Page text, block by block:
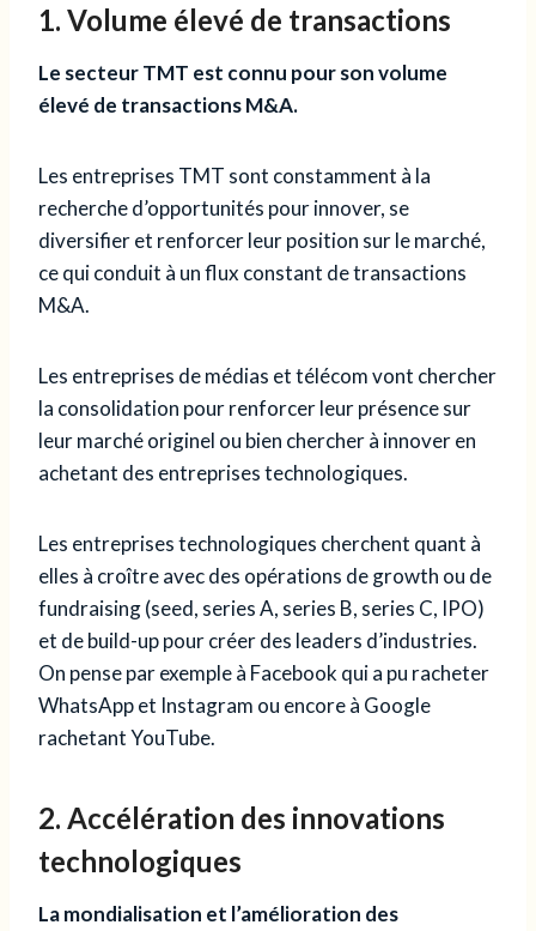
1. Volume élevé de transactions
Le secteur TMT est connu pour son volume
élevé de transactions M&A.
Les entreprises TMT sont constamment à la
recherche d’opportunités pour innover, se
diversifier et renforcer leur position sur le marché,
ce qui conduit à un flux constant de transactions
M&A.
Les entreprises de médias et télécom vont chercher
la consolidation pour renforcer leur présence sur
leur marché originel ou bien chercher à innover en
achetant des entreprises technologiques.
Les entreprises technologiques cherchent quant à
elles à croître avec des opérations de growth ou de
fundraising (seed, series A, series B, series C, IPO)
et de build-up pour créer des leaders d’industries.
On pense par exemple à Facebook qui a pu racheter
WhatsApp et Instagram ou encore à Google
rachetant YouTube.
2. Accélération des innovations
technologiques
La mondialisation et l’amélioration des